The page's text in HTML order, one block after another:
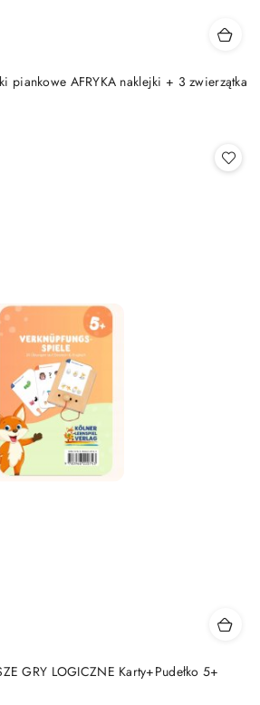
piankowe AFRYKA naklejki + 3 zwierzątka
GRY LOGICZNE Karty+Pudełko 5+